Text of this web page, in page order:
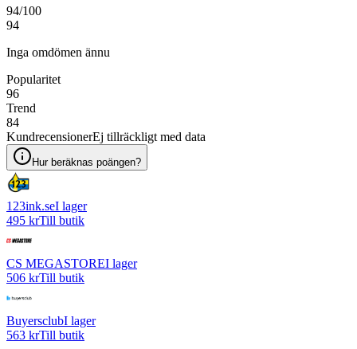
94/100
94
Inga omdömen ännu
Popularitet
96
Trend
84
KundrecensionerEj tillräckligt med data
Hur beräknas poängen?
123ink.seI lager
495 krTill butik
CS MEGASTOREI lager
506 krTill butik
BuyersclubI lager
563 krTill butik